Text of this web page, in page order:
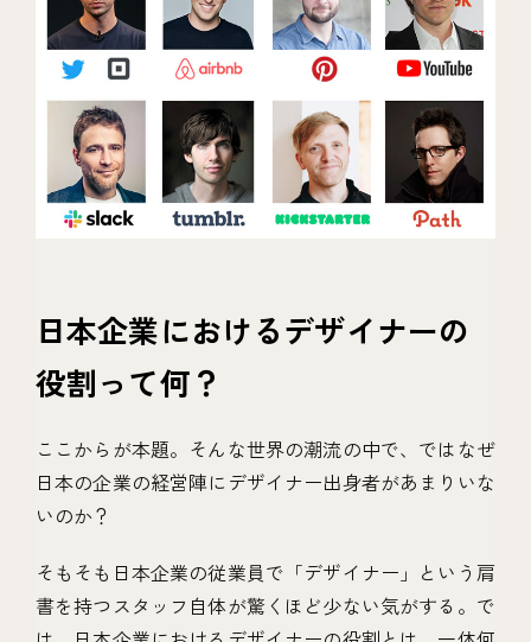
日本企業におけるデザイナーの
役割って何？
ここからが本題。そんな世界の潮流の中で、ではなぜ
日本の企業の経営陣にデザイナー出身者があまりいな
いのか？
そもそも日本企業の従業員で「デザイナー」という肩
書を持つスタッフ自体が驚くほど少ない気がする。で